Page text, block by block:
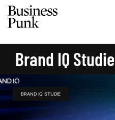
Brand IQ Studie
BRAND IQ STUDIE